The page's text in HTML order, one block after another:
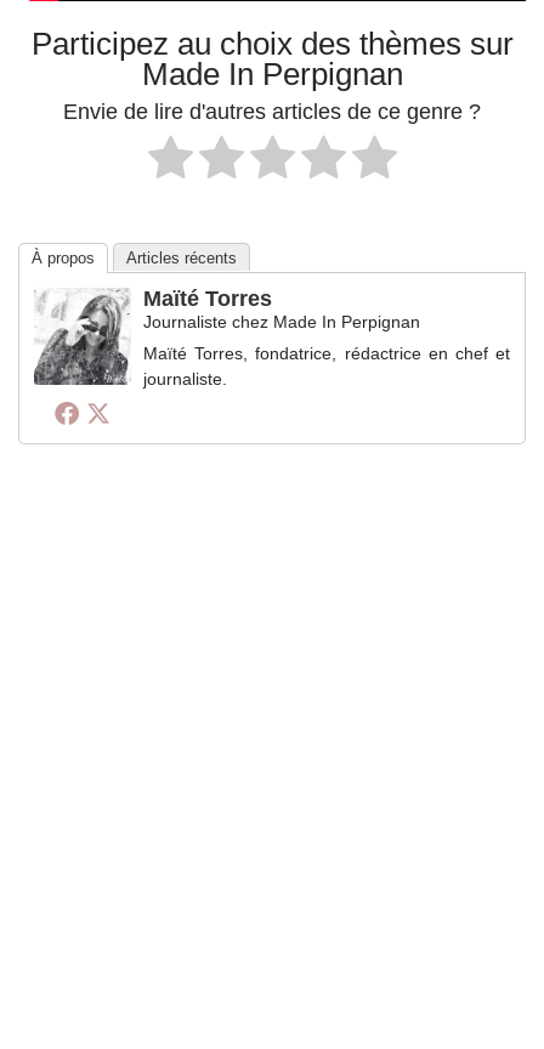
Participez au choix des thèmes sur
Made In Perpignan
Envie de lire d'autres articles de ce genre ?
À propos Articles récents
Maïté Torres
Journaliste chez Made In Perpignan
Maïté Torres, fondatrice, rédactrice en chef et
journaliste.